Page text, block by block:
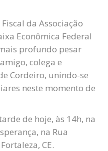
da Associação
Econômica Federal
profundo pesar
colega e
Cordeiro, unindo-se
neste momento de
de hoje, às 14h, na
na Rua
CE.